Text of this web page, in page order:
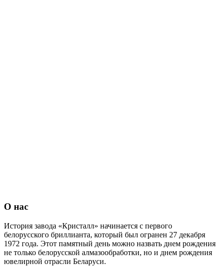
О нас
История завода «Кристалл» начинается с первого
белорусского бриллианта, который был огранен 27 декабря
1972 года. Этот памятный день можно назвать днем рождения
не только белорусской алмазообработки, но и днем рождения
ювелирной отрасли Беларуси.